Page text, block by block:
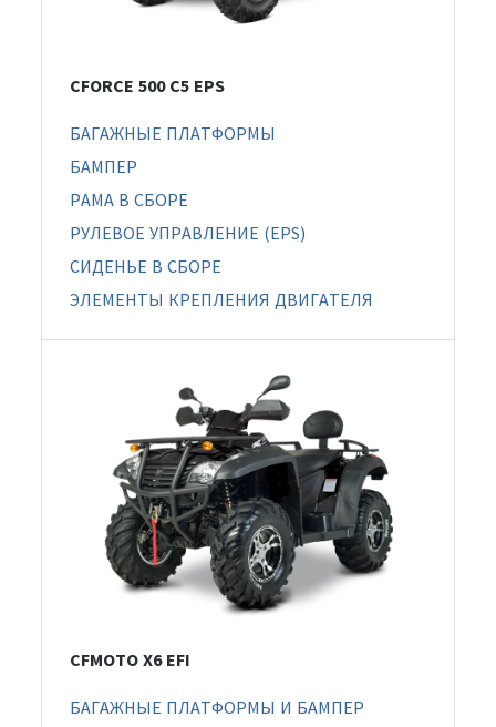
CFORCE 500 С5 EPS
БАГАЖНЫЕ ПЛАТФОРМЫ
БАМПЕР
РАМА В СБОРЕ
РУЛЕВОЕ УПРАВЛЕНИЕ (EPS)
СИДЕНЬЕ В СБОРЕ
ЭЛЕМЕНТЫ КРЕПЛЕНИЯ ДВИГАТЕЛЯ
CFMOTO X6 EFI
БАГАЖНЫЕ ПЛАТФОРМЫ И БАМПЕР